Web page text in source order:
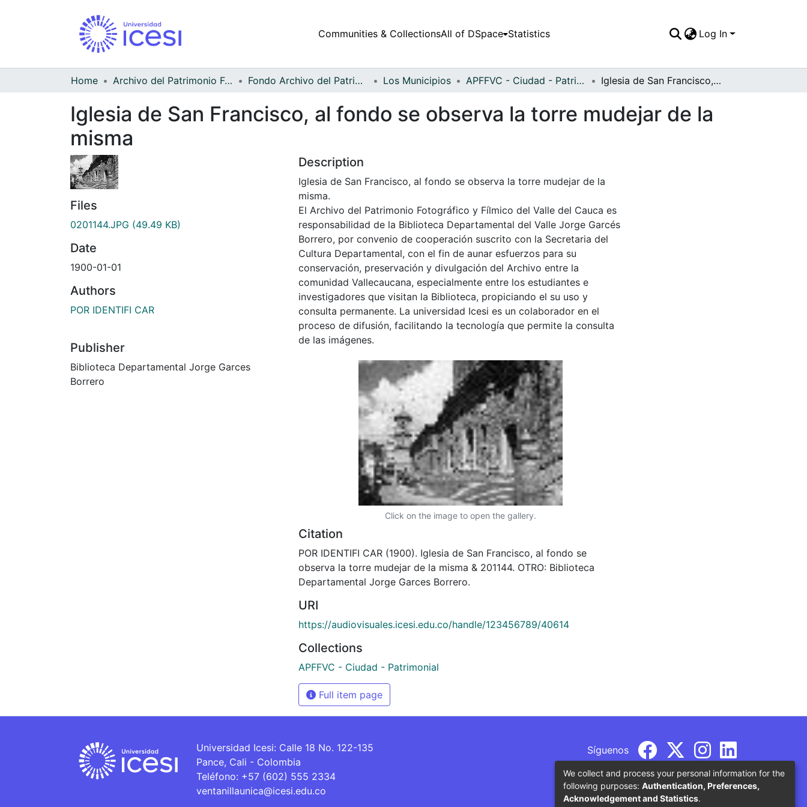
Communities & CollectionsAll of DSpace Statistics Log In
Home Archivo del Patrimonio Fotográfico y Fílmico del Valle del Cauca Fondo Archivo del Patrimonio Fotográfico y Fílmico del Valle del Cauca Los Municipios APFFVC - Ciudad - Patrimonial Iglesia de San Francisco, al fondo se observa la torre mudejar de la misma
Iglesia de San Francisco, al fondo se observa la torre mudejar de la
misma
Files
0201144.JPG (49.49 KB)
Date
1900-01-01
Authors
POR IDENTIFI CAR
Publisher
Biblioteca Departamental Jorge Garces
Borrero
Description
Iglesia de San Francisco, al fondo se observa la torre mudejar de la
misma.
El Archivo del Patrimonio Fotográfico y Fílmico del Valle del Cauca es
responsabilidad de la Biblioteca Departamental del Valle Jorge Garcés
Borrero, por convenio de cooperación suscrito con la Secretaria del
Cultura Departamental, con el fin de aunar esfuerzos para su
conservación, preservación y divulgación del Archivo entre la
comunidad Vallecaucana, especialmente entre los estudiantes e
investigadores que visitan la Biblioteca, propiciando el su uso y
consulta permanente. La universidad Icesi es un colaborador en el
proceso de difusión, facilitando la tecnología que permite la consulta
de las imágenes.
Click on the image to open the gallery.
Citation
POR IDENTIFI CAR (1900). Iglesia de San Francisco, al fondo se
observa la torre mudejar de la misma & 201144. OTRO: Biblioteca
Departamental Jorge Garces Borrero.
URI
https://audiovisuales.icesi.edu.co/handle/123456789/40614
Collections
APFFVC - Ciudad - Patrimonial
Full item page
Universidad Icesi: Calle 18 No. 122-135
Pance, Cali - Colombia
Teléfono: +57 (602) 555 2334
ventanillaunica@icesi.edu.co
Síguenos
We collect and process your personal information for the
following purposes: Authentication, Preferences,
Acknowledgement and Statistics.